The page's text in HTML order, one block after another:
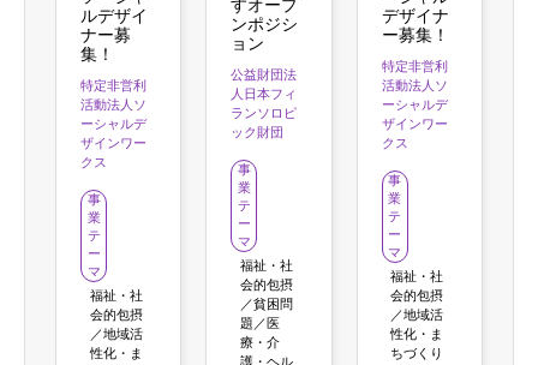
ルデザイ
ナー募
集！
特定非営利
活動法人ソ
ーシャルデ
ザインワー
クス
事
業
テ
ー
マ
福祉・社
会的包摂
／地域活
性化・ま
すオープ
ンポジシ
ョン
公益財団法
人日本フィ
ランソロピ
ック財団
事
業
テ
ー
マ
福祉・社
会的包摂
／貧困問
題／医
療・介
護・ヘル
デザイナ
ー募集！
特定非営利
活動法人ソ
ーシャルデ
ザインワー
クス
事
業
テ
ー
マ
福祉・社
会的包摂
／地域活
性化・ま
ちづくり